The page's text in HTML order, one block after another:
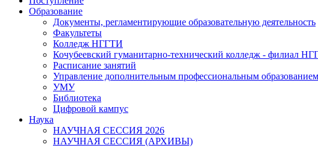
Образование
Документы, регламентирующие образовательную деятельность
Факультеты
Колледж НГГТИ
Кочубеевский гуманитарно-технический колледж - филиал
Расписание занятий
Управление дополнительным профессиональным образованием
УМУ
Библиотека
Цифровой кампус
Наука
НАУЧНАЯ СЕССИЯ 2026
НАУЧНАЯ СЕССИЯ (АРХИВЫ)